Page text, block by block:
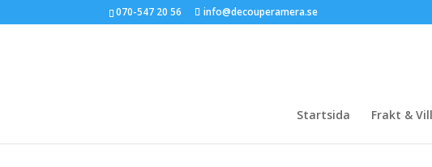
070-547 20 56 info@decouperamera.se
Startsida Frakt &